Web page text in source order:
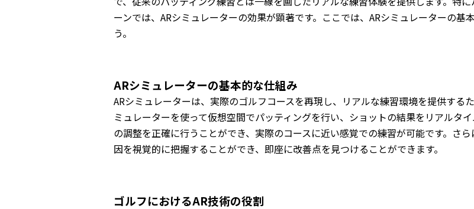
ーンでは、ARシミュレーターの効果が顕著です。ここでは、ARシミュレーターの
う。
ARシミュレーターの基本的な仕組み
ARシミュレーターは、実際のゴルフコースを再現し、リアルな練習環境を提供する
ミュレーターを使って仮想空間でパッティングを行い、ショットの結果をリアルタ
の調整を正確に行うことができ、実際のコースに近い感覚での練習が可能です。さ
因を視覚的に把握することができ、即座に改善点を見つけることができます。
ゴルフにおけるAR技術の役割